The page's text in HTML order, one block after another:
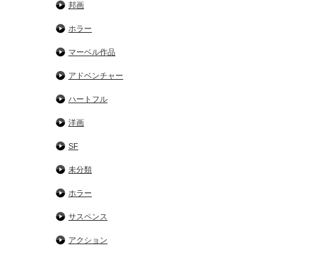
邦画
ホラー
マーベル作品
アドベンチャー
ハートフル
洋画
SF
未分類
ホラー
サスペンス
アクション